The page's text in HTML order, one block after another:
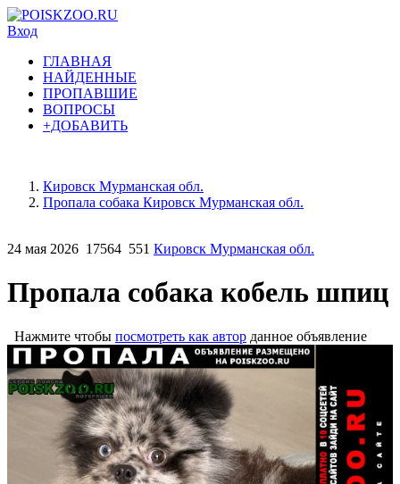
Вход
ГЛАВНАЯ
НАЙДЕННЫЕ
ПРОПАВШИЕ
ВОПРОСЫ
+ДОБАВИТЬ
Кировск Мурманская обл.
Пропала собака Кировск Мурманская обл.
24 мая 2026 17564 551 Кировск Мурманская обл.
Пропала собака кобель шпиц
Нажмите чтобы посмотреть как автор данное объявление